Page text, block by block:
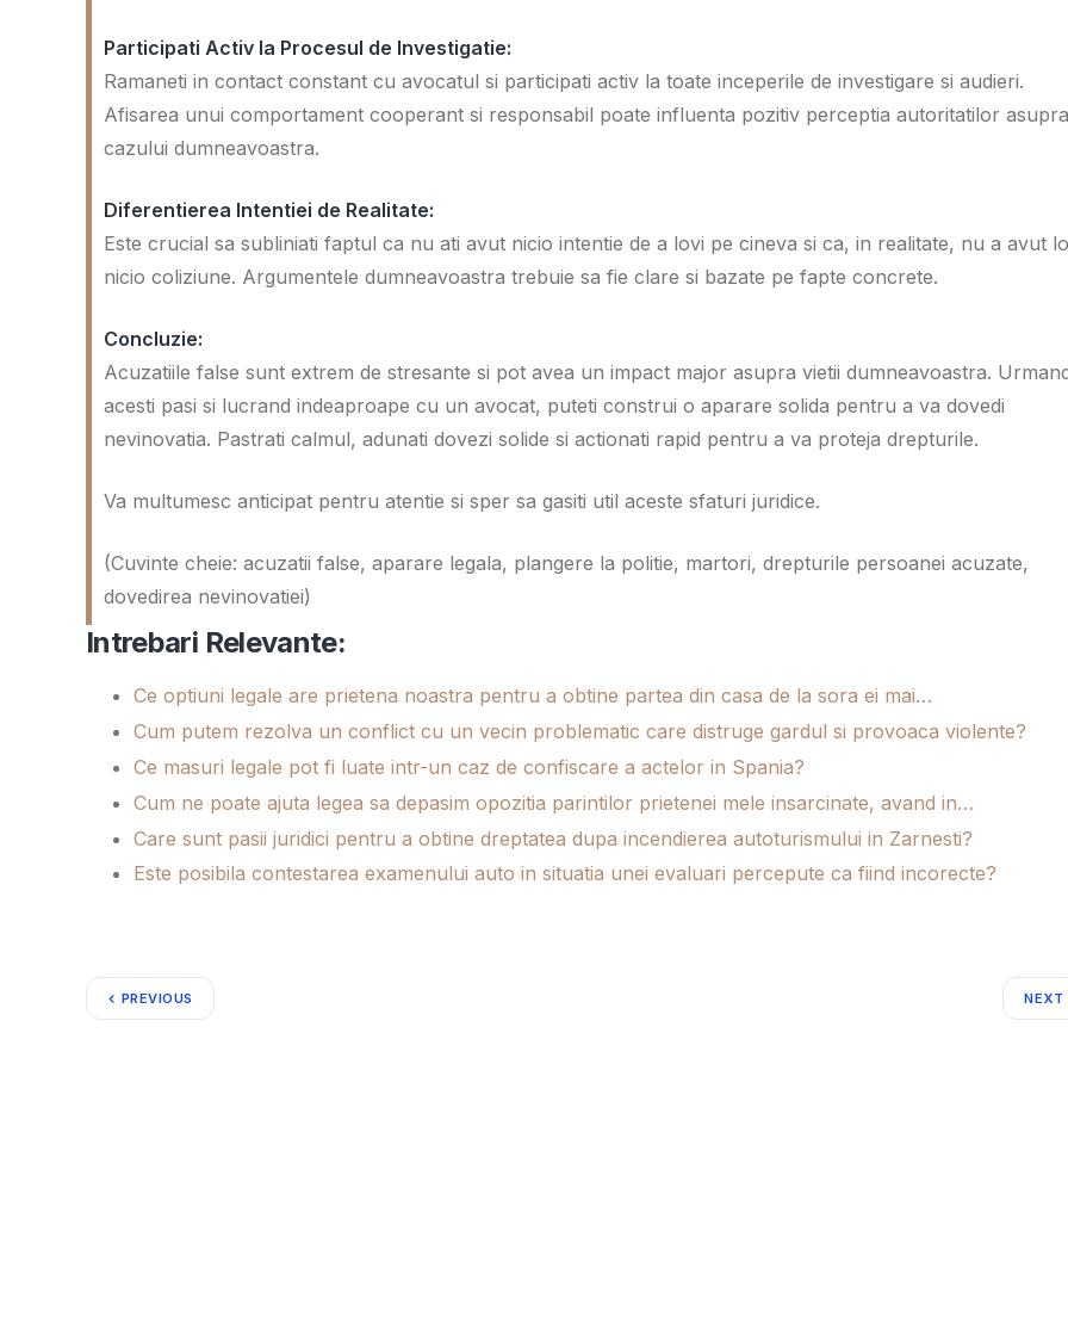
Participati Activ la Procesul de Investigatie:
Ramaneti in contact constant cu avocatul si participati activ la toate inceperile de investigare si audieri.
Afisarea unui comportament cooperant si responsabil poate influenta pozitiv perceptia autoritatilor asupra
cazului dumneavoastra.
Diferentierea Intentiei de Realitate:
Este crucial sa subliniati faptul ca nu ati avut nicio intentie de a lovi pe cineva si ca, in realitate, nu a avut
nicio coliziune. Argumentele dumneavoastra trebuie sa fie clare si bazate pe fapte concrete.
Concluzie:
Acuzatiile false sunt extrem de stresante si pot avea un impact major asupra vietii dumneavoastra.
acesti pasi si lucrand indeaproape cu un avocat, puteti construi o aparare solida pentru a va dovedi
nevinovatia. Pastrati calmul, adunati dovezi solide si actionati rapid pentru a va proteja drepturile.
Va multumesc anticipat pentru atentie si sper sa gasiti util aceste sfaturi juridice.
(Cuvinte cheie: acuzatii false, aparare legala, plangere la politie, martori, drepturile persoanei acuzate,
dovedirea nevinovatiei)
Intrebari Relevante:
Ce optiuni legale are prietena noastra pentru a obtine partea din casa de la sora ei mai…
Cum putem rezolva un conflict cu un vecin problematic care distruge gardul si provoaca violente?
Ce masuri legale pot fi luate intr-un caz de confiscare a actelor in Spania?
Cum ne poate ajuta legea sa depasim opozitia parintilor prietenei mele insarcinate, avand in…
Care sunt pasii juridici pentru a obtine dreptatea dupa incendierea autoturismului in Zarnesti?
Este posibila contestarea examenului auto in situatia unei evaluari percepute ca fiind incorecte?
PREVIOUS NEXT